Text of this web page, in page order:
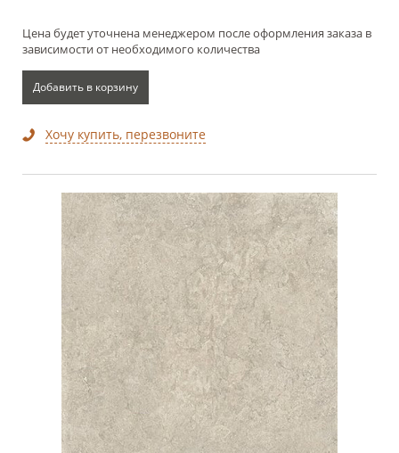
Цена будет уточнена менеджером после оформления заказа в
зависимости от необходимого количества
Добавить в корзину
Хочу купить, перезвоните